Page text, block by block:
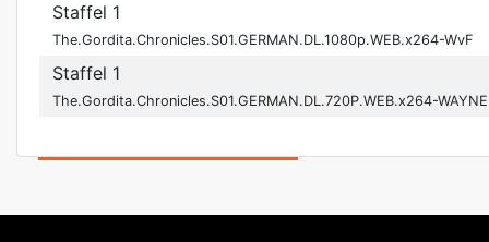
Staffel 1
The.Gordita.Chronicles.S01.GERMAN.DL.1080p.WEB.x264-WvF
Staffel 1
The.Gordita.Chronicles.S01.GERMAN.DL.720P.WEB.x264-WAYNE